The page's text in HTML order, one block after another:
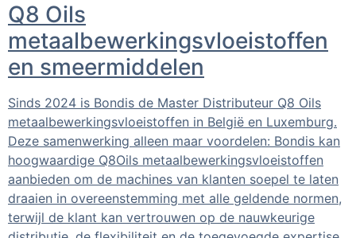
Q8 Oils
metaalbewerkingsvloeistoffen
en smeermiddelen
Sinds 2024 is Bondis de Master Distributeur Q8 Oils
metaalbewerkingsvloeistoffen in België en Luxemburg.
Deze samenwerking alleen maar voordelen: Bondis kan
hoogwaardige Q8Oils metaalbewerkingsvloeistoffen
aanbieden om de machines van klanten soepel te laten
draaien in overeenstemming met alle geldende normen,
terwijl de klant kan vertrouwen op de nauwkeurige